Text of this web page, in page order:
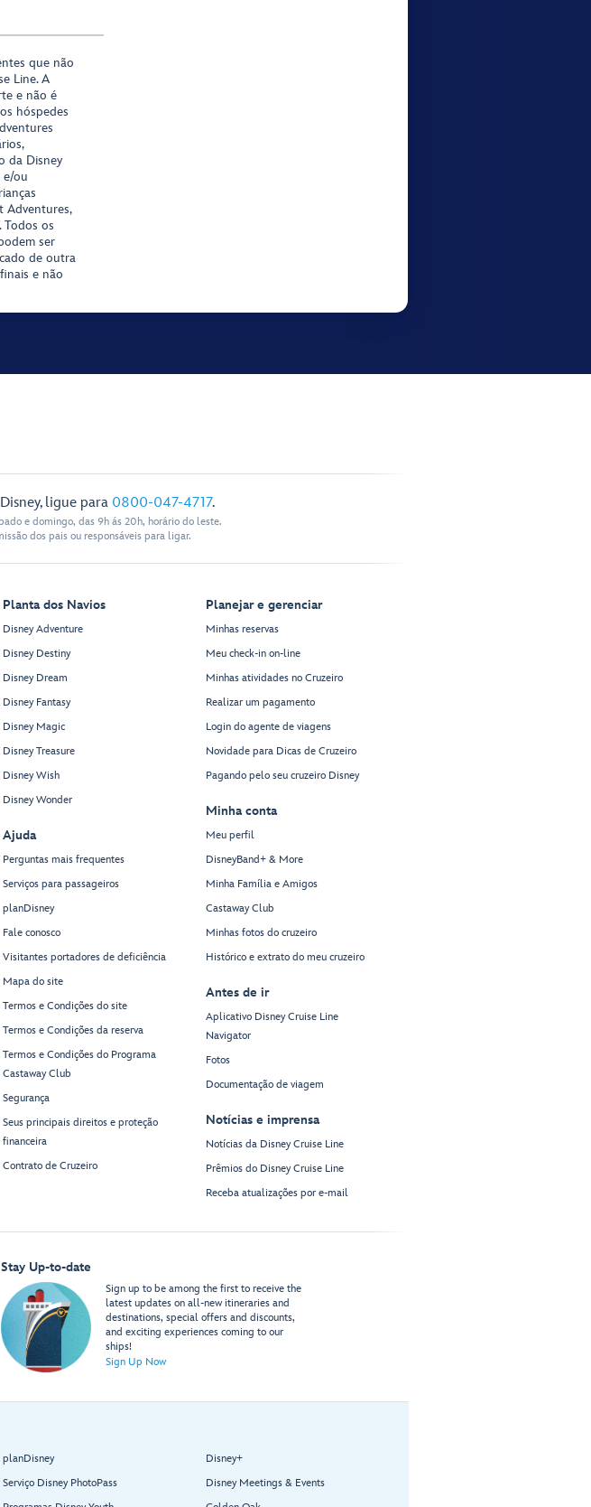
que não
Line. A
e não é
hóspedes
da Disney
e/ou
Adventures,
Todos os
ser
de outra
e não
ligue para 0800-047-4717.
e domingo, das 9h ás 20h, horário do leste.
dos pais ou responsáveis para ligar.
Planta dos Navios
Disney Adventure
Disney Destiny
Disney Dream
Disney Fantasy
Disney Magic
Disney Treasure
Disney Wish
Disney Wonder
Ajuda
Perguntas mais frequentes
Serviços para passageiros
planDisney
Fale conosco
Visitantes portadores de deficiência
Mapa do site
Termos e Condições do site
Termos e Condições da reserva
Termos e Condições do Programa
Castaway Club
Segurança
Seus principais direitos e proteção
financeira
Contrato de Cruzeiro
Planejar e gerenciar
Minhas reservas
Meu check-in on-line
Minhas atividades no Cruzeiro
Realizar um pagamento
Login do agente de viagens
Novidade para Dicas de Cruzeiro
Pagando pelo seu cruzeiro Disney
Minha conta
Meu perfil
DisneyBand+ & More
Minha Família e Amigos
Castaway Club
Minhas fotos do cruzeiro
Histórico e extrato do meu cruzeiro
Antes de ir
Aplicativo Disney Cruise Line
Navigator
Fotos
Documentação de viagem
Notícias e imprensa
Notícias da Disney Cruise Line
Prêmios do Disney Cruise Line
Receba atualizações por e-mail
Stay Up-to-date
Sign up to be among the first to receive the
latest updates on all-new itineraries and
destinations, special offers and discounts,
and exciting experiences coming to our
ships!
Sign Up Now
planDisney
Serviço Disney PhotoPass
Disney+
Disney Meetings & Events